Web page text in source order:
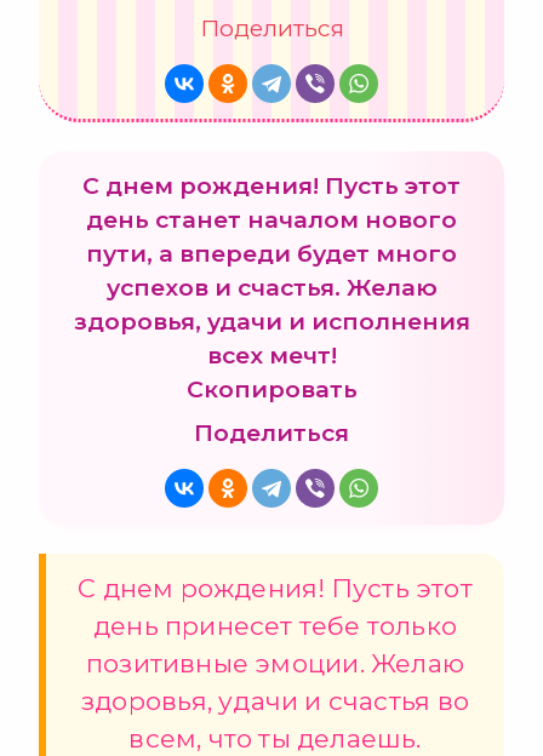
Поделиться
С днем рождения! Пусть этот
день станет началом нового
пути, а впереди будет много
успехов и счастья. Желаю
здоровья, удачи и исполнения
всех мечт!
Скопировать
Поделиться
С днем рождения! Пусть этот
день принесет тебе только
позитивные эмоции. Желаю
здоровья, удачи и счастья во
всем, что ты делаешь.